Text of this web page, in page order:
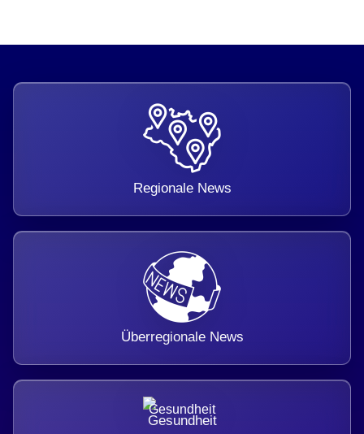
Regionale News
Überregionale News
Gesundheit